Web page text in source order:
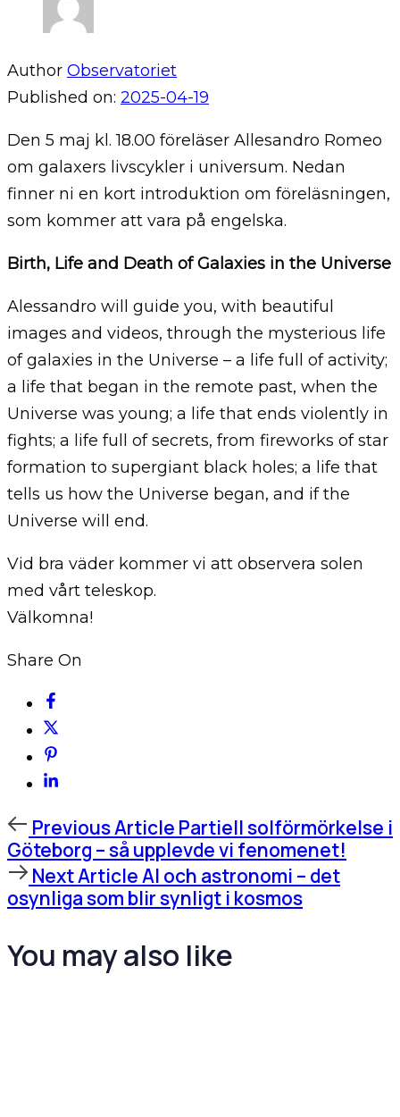
Author Observatoriet
Published on: 2025-04-19
Den 5 maj kl. 18.00 föreläser Allesandro Romeo
om galaxers livscykler i universum. Nedan
finner ni en kort introduktion om föreläsningen,
som kommer att vara på engelska.
Birth, Life and Death of Galaxies in the Universe
Alessandro will guide you, with beautiful
images and videos, through the mysterious life
of galaxies in the Universe – a life full of activity;
a life that began in the remote past, when the
Universe was young; a life that ends violently in
fights; a life full of secrets, from fireworks of star
formation to supergiant black holes; a life that
tells us how the Universe began, and if the
Universe will end.
Vid bra väder kommer vi att observera solen
med vårt teleskop.
Välkomna!
Share On
Previous
Article
Previous Article Partiell solförmörkelse i
Göteborg – så upplevde vi fenomenet!
Next
Article
Next ArticleAI och astronomi – det
osynliga som blir synligt i kosmos
You may also like